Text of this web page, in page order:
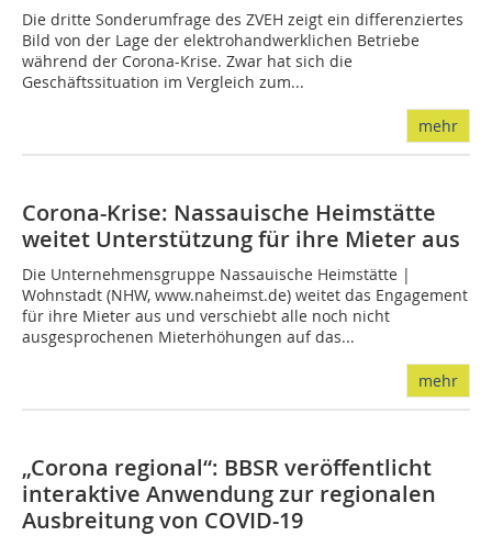
Die dritte Sonderumfrage des ZVEH zeigt ein differenziertes
Bild von der Lage der elektrohandwerklichen Betriebe
während der Corona-Krise. Zwar hat sich die
Geschäftssituation im Vergleich zum...
mehr
Corona-Krise: Nassauische Heimstätte
weitet Unterstützung für ihre Mieter aus
Die Unternehmensgruppe Nassauische Heimstätte |
Wohnstadt (NHW, www.naheimst.de) weitet das Engagement
für ihre Mieter aus und verschiebt alle noch nicht
ausgesprochenen Mieterhöhungen auf das...
mehr
„Corona regional“: BBSR veröffentlicht
interaktive Anwendung zur regionalen
Ausbreitung von COVID-19